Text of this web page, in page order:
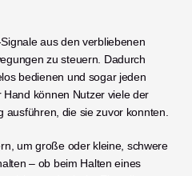
aus den verbliebenen
zu steuern. Dadurch
bedienen und sogar jeden
können Nutzer viele der
ausführen, die sie zuvor konnten.
um große oder kleine, schwere
– ob beim Halten eines